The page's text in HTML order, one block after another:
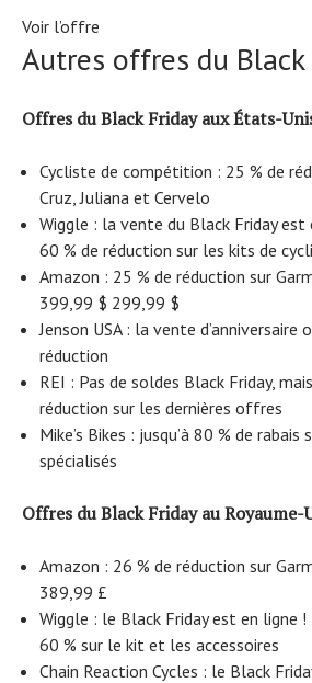
Voir l’offre
Autres offres du Black
Offres du Black Friday aux États-
Cycliste de compétition : 25 % de
Cruz, Juliana et Cervelo
Wiggle : la vente du Black Friday est
60 % de réduction sur les kits de
Amazon : 25 % de réduction sur
399,99 $ 299,99 $
Jenson USA : la vente d’anniversaire
réduction
REI : Pas de soldes Black Friday,
réduction sur les dernières offres
Mike’s Bikes : jusqu’à 80 % de rabais
spécialisés
Offres du Black Friday au Royaume-
Amazon : 26 % de réduction sur
389,99 £
Wiggle : le Black Friday est en ligne !
60 % sur le kit et les accessoires
Chain Reaction Cycles : le Black